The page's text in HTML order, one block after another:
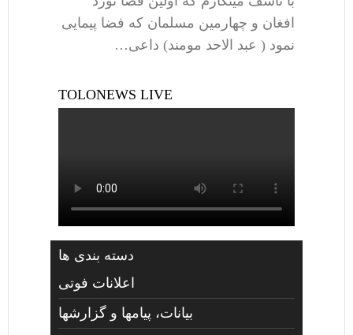
افغان و چهارمین مسلمان که فضا پیمایی
نمود ( عبد الاحد مومند) داعی…
TOLONEWS LIVE
دسته بندی ها
اعلانات فوتی
بیانات، پیامها و گزارشها